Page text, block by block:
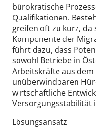
bürokratische
Qualifikationen.
greifen oft zu kurz, da
Komponente der
führt dazu, dass
sowohl Betriebe in
Arbeitskräfte aus dem
unüberwindbaren
wirtschaftliche
Versorgungsstabilität
Lösungsansatz